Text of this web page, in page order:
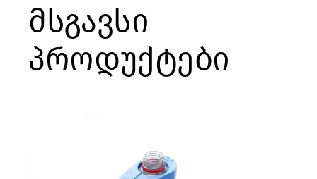
მსგავსი
პროდუქტები